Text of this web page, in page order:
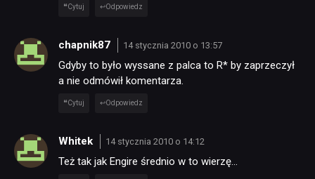
Cytuj Odpowiedz
chapnik87 14 stycznia 2010 o 13:57
Gdyby to było wyssane z palca to R* by zaprzeczył
a nie odmówił komentarza.
Cytuj Odpowiedz
Whitek 14 stycznia 2010 o 14:12
Też tak jak Engire średnio w to wierzę…